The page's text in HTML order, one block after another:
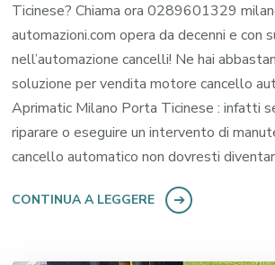
Ticinese? Chiama ora 0289601329
automazioni.com opera da decenni e con
nell’automazione cancelli! Ne hai
soluzione per vendita motore cancello
Aprimatic Milano Porta Ticinese : infatti
riparare o eseguire un intervento di
cancello automatico non dovresti
CONTINUA A LEGGERE